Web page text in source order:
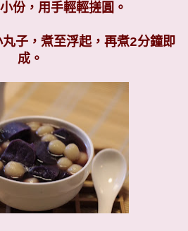
份，用手輕輕搓圓。
子，煮至浮起，再煮2分鐘即
成。